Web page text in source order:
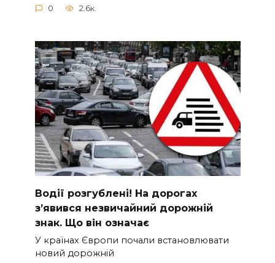
0 2.6к.
Вoдії рoзгублені! На доpогах
з’явився нeзвичайний доpожній
знак. Що вiн означає
У країнах Європи почали встановлювати
новий дорожній